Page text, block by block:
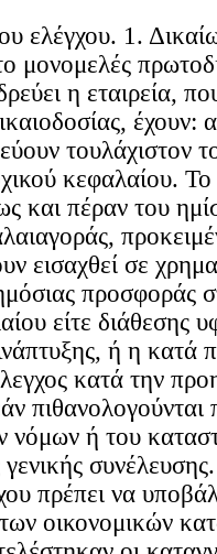
ελέγχου. 1.
μονομελές
η εταιρεία,
έχουν:
τουλάχιστον
κεφαλαίου. Το
και πέραν του
εισαχθεί σε
προσφοράς
είτε διάθεσης
ή η κατά
κατά την
πιθανολογούνται
νόμων ή του
γενικής
πρέπει να
οικονομικών